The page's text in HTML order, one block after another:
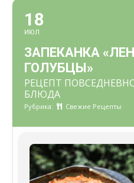
18
ИЮЛ
ЗАПЕКАНКА
ГОЛУБЦЫ»
РЕЦЕПТ
БЛЮДА
Рубрика: Свежие Рецепты